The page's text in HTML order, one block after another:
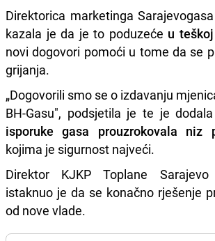
Direktorica marketinga Sarajevogasa
kazala je da je to poduzeće u
novi dogovori pomoći u tome da se
grijanja.
„Dogovorili smo se o izdavanju
BH-Gasu", podsjetila je te je
isporuke gasa prouzrokovala niz
kojima je sigurnost najveći.
Direktor KJKP Toplane Sarajevo
istaknuo je da se konačno rješenje
od nove vlade.